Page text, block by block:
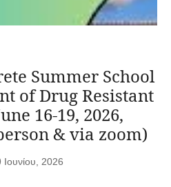
Summer School
of Drug Resistant
16-19, 2026,
& via zoom)
Ιουνίου, 2026